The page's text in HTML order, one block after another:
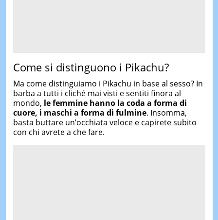
Come si distinguono i Pikachu?
Ma come distinguiamo i Pikachu in base al sesso? In
barba a tutti i cliché mai visti e sentiti finora al
mondo, le femmine hanno la coda a forma di
cuore, i maschi a forma di fulmine. Insomma,
basta buttare un’occhiata veloce e capirete subito
con chi avrete a che fare.